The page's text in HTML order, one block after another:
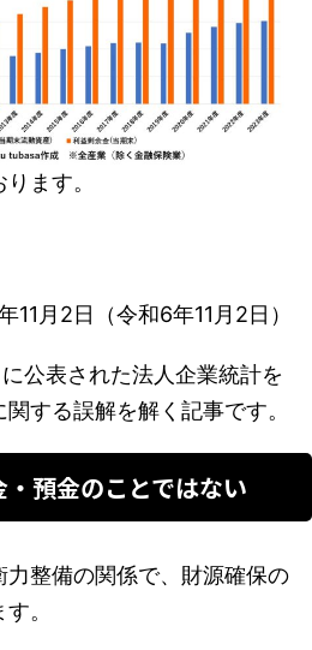
ます。
月2日（令和6年11月2日）
公表された法人企業統計を
する誤解を解く記事です。
預金のことではない
整備の関係で、財源確保の
。